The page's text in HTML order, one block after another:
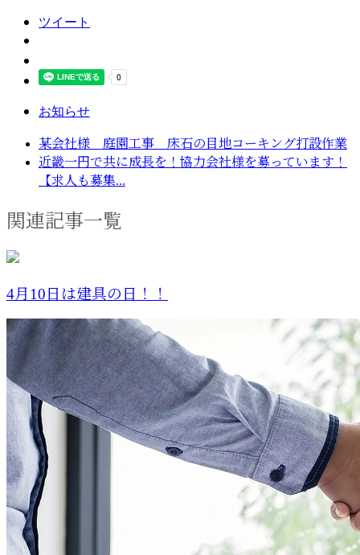
ツイート
お知らせ
某会社様 庭園工事 床石の目地コーキング打設作業
近畿一円で共に成長を！協力会社様を募っています！
【求人も募集...
関連記事一覧
4月10日は建具の日！！